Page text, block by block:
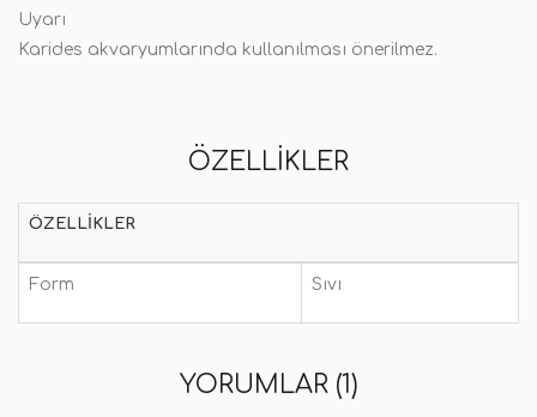
Uyarı
Karides akvaryumlarında kullanılması önerilmez.
ÖZELLIKLER
ÖZELLIKLER
Form Sıvı
YORUMLAR (1)